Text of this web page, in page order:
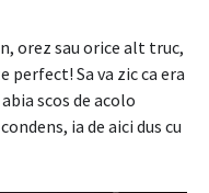
orez sau orice alt truc,
Sa va zic ca era
scos de acolo
ia de aici dus cu